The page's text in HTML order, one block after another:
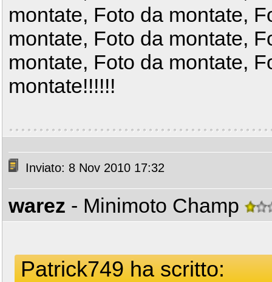
montate, Foto da montate,
montate, Foto da montate,
montate, Foto da montate,
montate!!!!!!
Inviato: 8 Nov 2010 17:32
warez - Minimoto Champ
Patrick749 ha scritto: